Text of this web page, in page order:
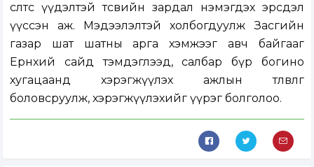
өсөлтөөс үүдэлтэй төсвийн зардал нэмэгдэх эрсдэл
үүссэн аж. Мэдээлэлтэй холбогдуулж Засгийн
газар шат шатны арга хэмжээг авч байгааг
Ерөнхий сайд тэмдэглээд, салбар бүр богино
хугацаанд хэрэгжүүлэх ажлын төлөвлөгөө
боловсруулж, хэрэгжүүлэхийг үүрэг болголоо.